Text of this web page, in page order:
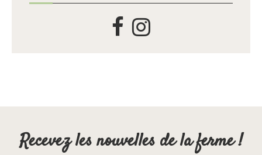
Recevez les nouvelles de la ferme !